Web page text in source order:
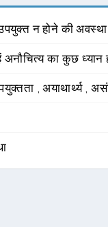
न होने की अवस्था
अनौचित्य का कुछ ध्यान
,अयाथार्थ्य ,